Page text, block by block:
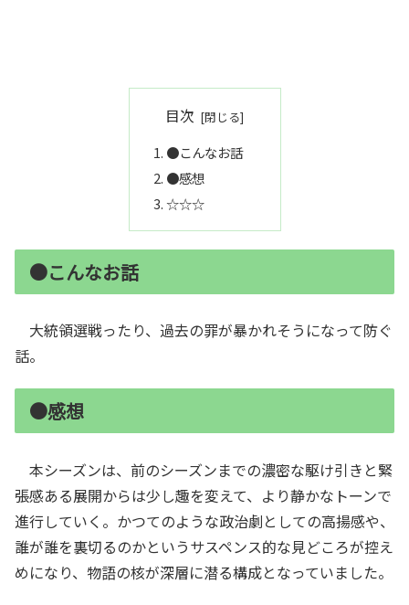
目次
●こんなお話
●感想
☆☆☆
●こんなお話
大統領選戦ったり、過去の罪が暴かれそうになって防ぐ
話。
●感想
本シーズンは、前のシーズンまでの濃密な駆け引きと緊
張感ある展開からは少し趣を変えて、より静かなトーンで
進行していく。かつてのような政治劇としての高揚感や、
誰が誰を裏切るのかというサスペンス的な見どころが控え
めになり、物語の核が深層に潜る構成となっていました。